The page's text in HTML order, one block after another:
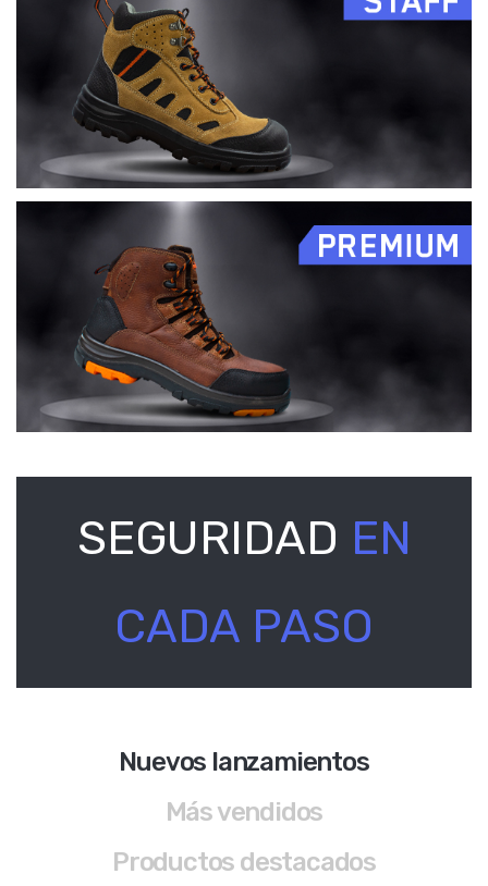
SEGURIDAD EN
CADA PASO
Nuevos lanzamientos
Más vendidos
Productos destacados